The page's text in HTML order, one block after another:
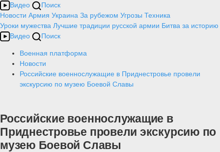
Видео
Поиск
Новости Армия Украина За рубежом Угрозы Техника
Уроки мужества Лучшие традиции русской армии Битва за историю
Видео
Поиск
Военная платформа
Новости
Российские военнослужащие в Приднестровье провели
экскурсию по музею Боевой Славы
Российские военнослужащие в
Приднестровье провели экскурсию по
музею Боевой Славы